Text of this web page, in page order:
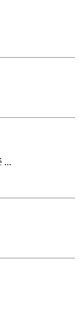
...